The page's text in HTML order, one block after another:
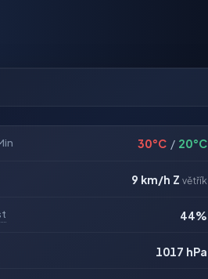
30°C / 20°C
9 km/h Z větřík
44%
1017 hPa